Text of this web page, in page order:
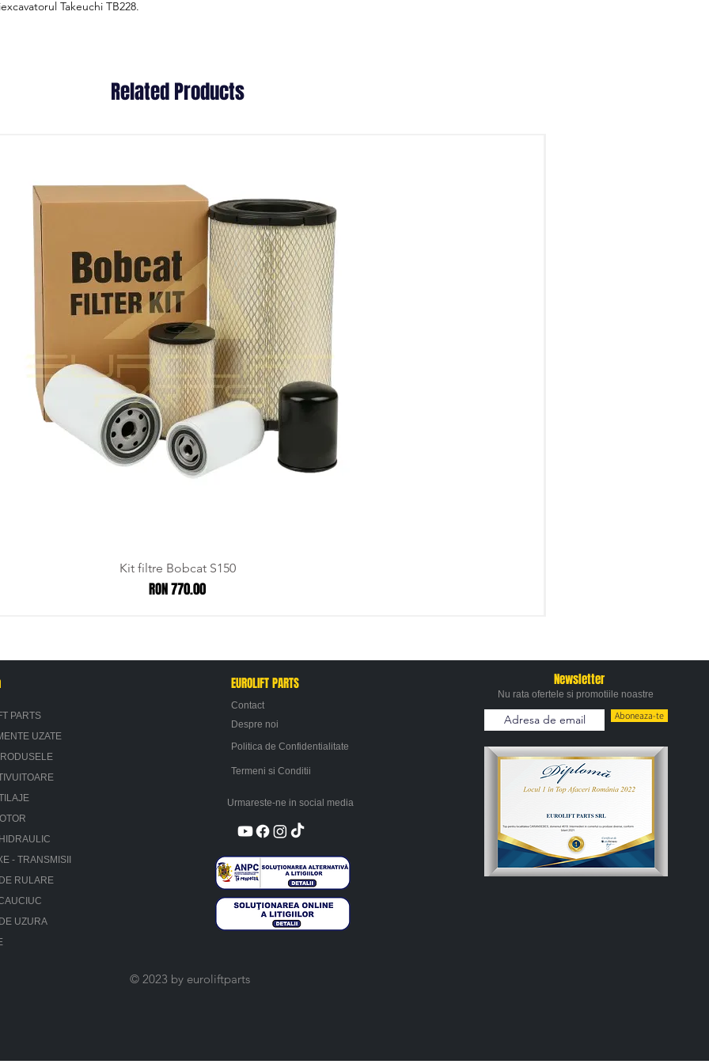
Takeuchi TB228.
Related Products
Kit filtre Bobcat S150
Price
RON 770.00
PARTS
UZATE
- TRANSMISII
RULARE
UZURA
EUROLIFT PARTS
Contact
Despre noi
Politica de Confidentialitate
Termeni si Conditii
Urmareste-ne in social media
Newsletter
Nu rata ofertele si promotiile noastre
Aboneaza-te
© 2023 by euroliftparts